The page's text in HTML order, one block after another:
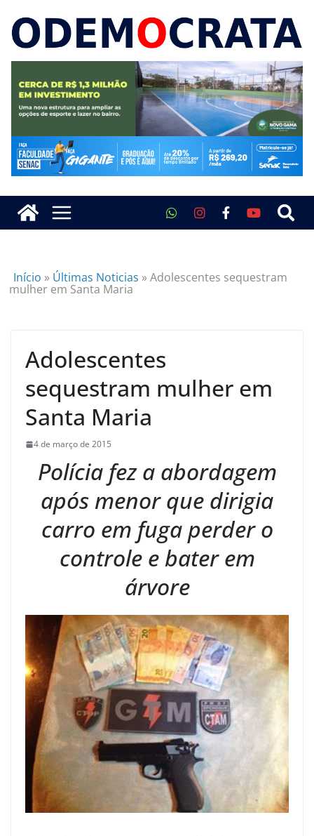
Início » Últimas Noticias »Adolescentes sequestram
mulher em Santa Maria
Adolescentes
sequestram mulher em
Santa Maria
4 de março de 2015
Polícia fez a abordagem
após menor que dirigia
carro em fuga perder o
controle e bater em
árvore